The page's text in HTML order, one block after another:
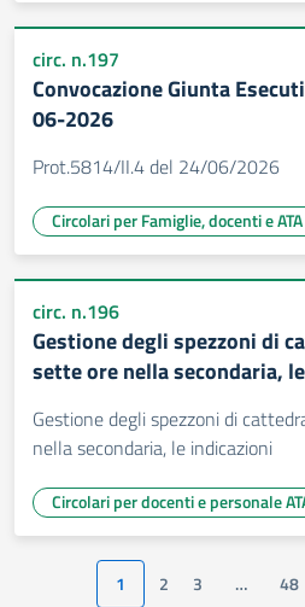
circ. n.197
Convocazione Giunta
06-2026
Prot.5814/II.4 del 24/06/2026
Circolari per Famiglie, docenti e ATA
circ. n.196
Gestione degli spezzoni di
sette ore nella secondaria,
Gestione degli spezzoni di
nella secondaria, le indicazioni
Circolari per docenti e personale
1 2 3 … 48